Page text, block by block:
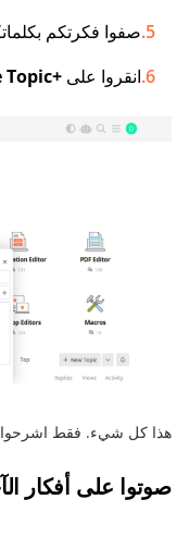
صفوا فكرتكم
انقروا على +Create Topic
هذا كل شيء. فقط اشرحوا
صوتوا على أفكار